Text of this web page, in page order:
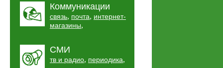
Коммуникации
связь, почта, интернет-
магазины,
СМИ
тв и радио, периодика,